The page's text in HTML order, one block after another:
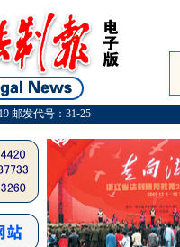
邮发代号：31-25